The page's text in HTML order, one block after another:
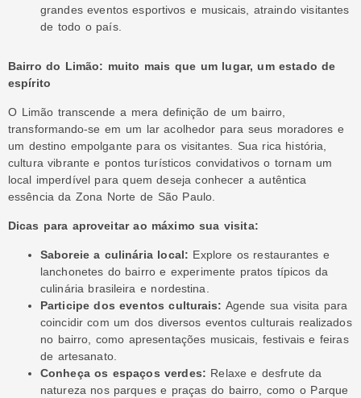
grandes eventos esportivos e musicais, atraindo visitantes
de todo o país.
Bairro do Limão: muito mais que um lugar, um estado de
espírito
O Limão transcende a mera definição de um bairro,
transformando-se em um lar acolhedor para seus moradores e
um destino empolgante para os visitantes. Sua rica história,
cultura vibrante e pontos turísticos convidativos o tornam um
local imperdível para quem deseja conhecer a autêntica
essência da Zona Norte de São Paulo.
Dicas para aproveitar ao máximo sua visita:
Saboreie a culinária local: Explore os restaurantes e
lanchonetes do bairro e experimente pratos típicos da
culinária brasileira e nordestina.
Participe dos eventos culturais: Agende sua visita para
coincidir com um dos diversos eventos culturais realizados
no bairro, como apresentações musicais, festivais e feiras
de artesanato.
Conheça os espaços verdes: Relaxe e desfrute da
natureza nos parques e praças do bairro, como o Parque